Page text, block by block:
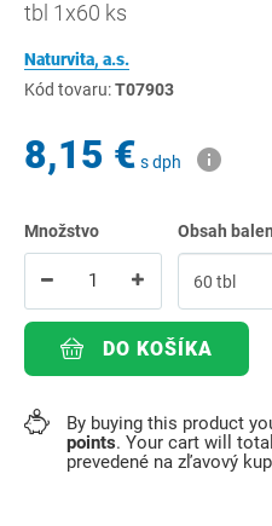
tbl 1x60 ks
Naturvita, a.s.
Kód tovaru:T07903
8,15 € s dph
Množstvo Obsah
DO KOŠÍKA
By buying this product
points. Your cart will total
prevedené na zľavový